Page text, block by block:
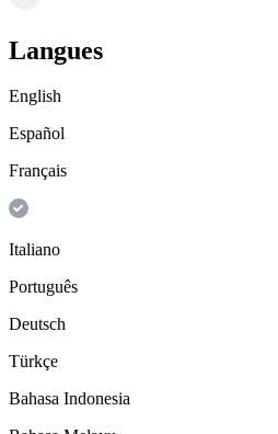
Langues
English
Español
Français
Italiano
Português
Deutsch
Türkçe
Bahasa Indonesia